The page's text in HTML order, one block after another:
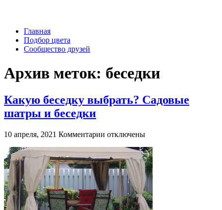
Главная
Подбор цвета
Сообщество друзей
Архив меток: беседки
Какую беседку выбрать? Садовые
шатры и беседки
10 апреля, 2021 Комментарии к
Какую
беседку
выбрать?
Садовые
шатры
и
беседки
отключены